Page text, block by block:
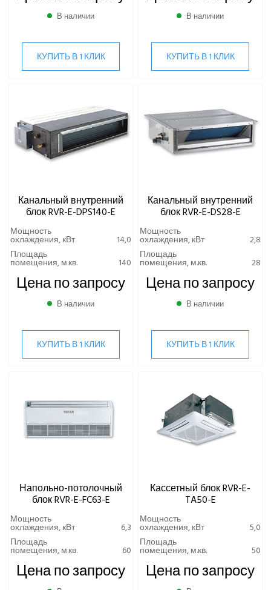
В наличии
КУПИТЬ В 1 КЛИК
В наличии
КУПИТЬ В 1 КЛИК
Канальный внутренний
блок RVR-E-DPS140-E
Мощность
охлаждения, кВт
14,0
Площадь
помещения, м.кв. 140
Цена по запросу
В наличии
КУПИТЬ В 1 КЛИК
Канальный внутренний
блок RVR-E-DS28-E
Мощность
охлаждения, кВт
2,8
Площадь
помещения, м.кв. 28
Цена по запросу
В наличии
КУПИТЬ В 1 КЛИК
Напольно-потолочный
блок RVR-E-FC63-E
Мощность
охлаждения, кВт
6,3
Площадь
помещения, м.кв. 60
Цена по запросу
Кассетный блок RVR-E-
TA50-E
Мощность
охлаждения, кВт
5,0
Площадь
помещения, м.кв. 50
Цена по запросу